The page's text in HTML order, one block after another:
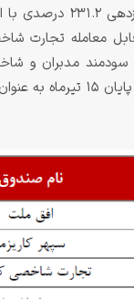
سپهر کاریزما
شناخته شدند.